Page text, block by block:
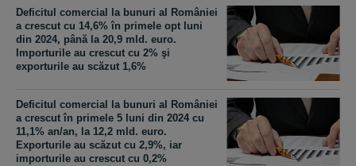
Deficitul comercial la bunuri al României
a crescut cu 14,6% în primele opt luni
din 2024, până la 20,9 mld. euro.
Importurile au crescut cu 2% şi
exporturile au scăzut 1,6%
Deficitul comercial la bunuri al României
a crescut în primele 5 luni din 2024 cu
11,1% an/an, la 12,2 mld. euro.
Exporturile au scăzut cu 2,9%, iar
importurile au crescut cu 0,2%